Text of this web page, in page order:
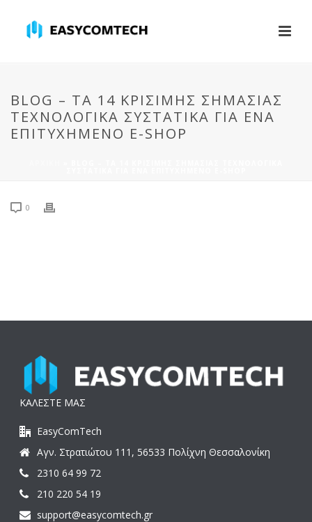
BLOG – ΤΑ 14 ΚΡΊΣΙΜΗΣ ΣΗΜΑΣΊΑΣ
ΤΕΧΝΟΛΟΓΙΚΆ ΣΥΣΤΑΤΙΚΆ ΓΙΑ ΈΝΑ
ΕΠΙΤΥΧΗΜΈΝΟ E-SHOP
0
ΚΑΛΕΣΤΕ ΜΑΣ
EasyComTech
Αγν. Στρατιώτου 111, 56533 Πολίχνη Θεσσαλονίκη
2310 64 99 72
210 220 54 19
support@easycomtech.gr